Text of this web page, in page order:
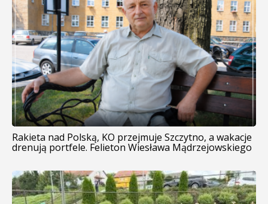
Rakieta nad Polską, KO przejmuje Szczytno, a wakacje
drenują portfele. Felieton Wiesława Mądrzejowskiego